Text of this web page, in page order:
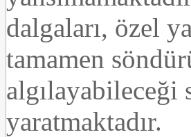
dalgaları, özel
tamamen
algılayabileceği
yaratmaktadır.